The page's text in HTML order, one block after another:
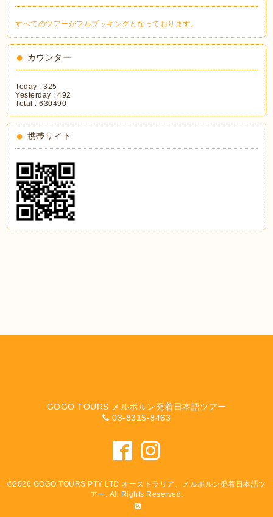
すべてのツアーがフルブッキングとなっております。
カウンター
Today :325
Yesterday :492
Total :630490
携帯サイト
GOGO TOURS メルボルン発着日本語ツアー
03-8315-8463
©2026 GOGO TOURS PTY LTD オーストラリア、メルボルン発着日本語ツ
アー . All Rights Reserved.